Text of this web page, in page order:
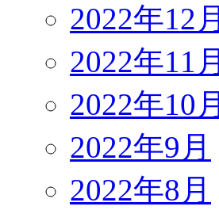
2022年12月
2022年11月
2022年10月
2022年9月
2022年8月